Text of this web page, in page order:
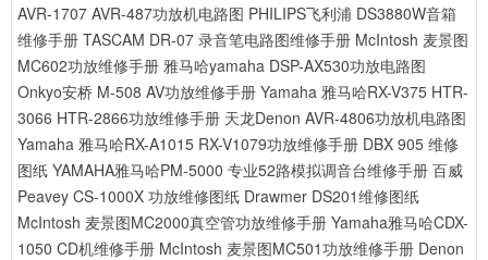
AVR-1707 AVR-487功放机电路图 PHILIPS飞利浦 DS3880W音箱
维修手册 TASCAM DR-07 录音笔电路图维修手册 McIntosh 麦景图
MC602功放维修手册 雅马哈yamaha DSP-AX530功放电路图
Onkyo安桥 M-508 AV功放维修手册 Yamaha 雅马哈RX-V375 HTR-
3066 HTR-2866功放维修手册 天龙Denon AVR-4806功放机电路图
Yamaha 雅马哈RX-A1015 RX-V1079功放维修手册 DBX 905 维修
图纸 YAMAHA雅马哈PM-5000 专业52路模拟调音台维修手册 百威
Peavey CS-1000X 功放维修图纸 Drawmer DS201维修图纸
McIntosh 麦景图MC2000真空管功放维修手册 Yamaha雅马哈CDX-
1050 CD机维修手册 McIntosh 麦景图MC501功放维修手册 Denon